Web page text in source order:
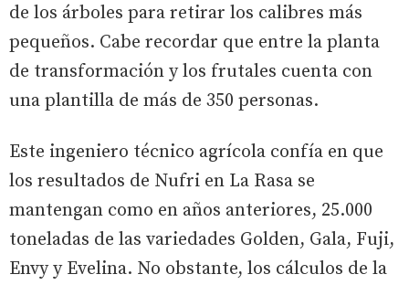
de los árboles para retirar los calibres más
pequeños. Cabe recordar que entre la planta
de transformación y los frutales cuenta con
una plantilla de más de 350 personas.
Este ingeniero técnico agrícola confía en que
los resultados de Nufri en La Rasa se
mantengan como en años anteriores, 25.000
toneladas de las variedades Golden, Gala, Fuji,
Envy y Evelina. No obstante, los cálculos de la